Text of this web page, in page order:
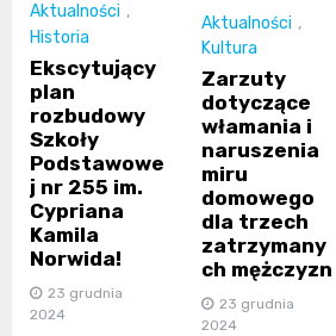
Aktualności ,
Historia
Ekscytujący
plan
rozbudowy
Szkoły
Podstawowe
j nr 255 im.
Cypriana
Kamila
Norwida!
23 grudnia
2024
Aktualności ,
Kultura
Zarzuty
dotyczące
włamania i
naruszenia
miru
domowego
dla trzech
zatrzymany
ch mężczyzn
23 grudnia
2024